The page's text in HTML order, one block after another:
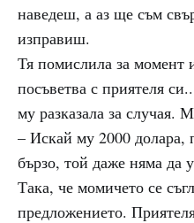
наведеш, а аз ще съм
изправиш.
Тя помислила за момент
посъветва с приятеля
му разказала за случая.
– Искай му 2000 долара,
бързо, той даже няма да
Така, че момичето се
предложението.